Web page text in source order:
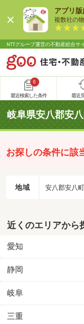
アプリ
複数社の
NTTグループ運営の不動産総合サ
0
最近検索した条件 最近
岐阜県安八郡安
お探しの条件に該
地域 安八郡安八町
近くのエリアから
愛知
静岡
岐阜
三重